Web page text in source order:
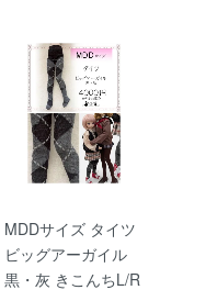
MDDサイズ タイツ
ビッグアーガイル
黒・灰 きこんちL/R